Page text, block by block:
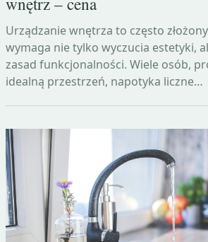
Urządzanie wnętrza to często
wymaga nie tylko wyczucia estetyki,
zasad funkcjonalności. Wiele osób,
idealną przestrzeń, napotyka liczne…